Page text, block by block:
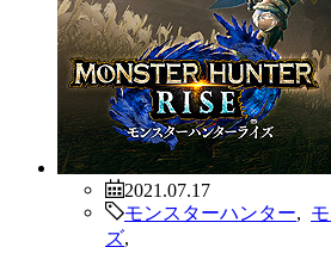
2021.07.17
モンスターハンター
ズ